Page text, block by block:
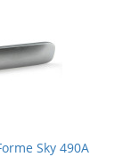
Sky 490A